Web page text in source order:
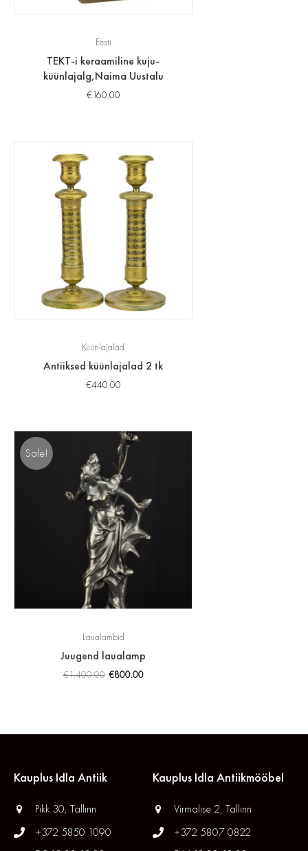
Eesti
TEKT-i keraamiline kuju-
küünlajalg,Naima Uustalu
€160.00
Küünlajalad
Antiiksed küünlajalad 2 tk
€440.00
Sale!
Laualambid
Juugend laualamp
€1,400.00 €800.00
Kauplus Idla Antiik
Pikk 30, Tallinn
+372 5850 1090
Kauplus Idla Antiikmööbel
Virmalise 2, Tallinn
+372 5807 0822